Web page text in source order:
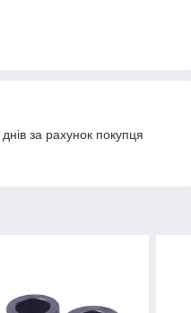
за рахунок покупця